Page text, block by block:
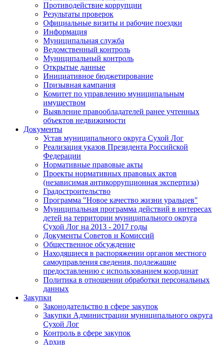
Противодействие коррупции
Результаты проверок
Официальные визиты и рабочие поездки
Информация
Муниципальная служба
Ведомственный контроль
Муниципальный контроль
Открытые данные
Инициативное бюджетирование
Призывная кампания
Комитет по управлению муниципальным
имуществом
Выявление правообладателей ранее учтенных
объектов недвижимости
Документы
Устав муниципального округа Сухой Лог
Реализация указов Президента Российской
Федерации
Нормативные правовые акты
Проекты нормативных правовых актов
(независимая антикоррупционная экспертиза)
Градостроительство
Программа "Новое качество жизни уральцев"
Муниципальная программа действий в интересах
детей на территории муниципального округа
Сухой Лог на 2013 - 2017 годы
Документы Советов и Комиссий
Общественное обсуждение
Находящиеся в распоряжении органов местного
самоуправления сведения, подлежащие
предоставлению с использованием координат
Политика в отношении обработки персональных
данных
Закупки
Законодательство в сфере закупок
Закупки Администрации муниципального округа
Сухой Лог
Контроль в сфере закупок
Архив